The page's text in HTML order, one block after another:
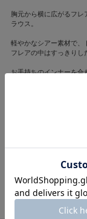
胸元から横に広がるフ
ラウス。
軽やかなシアー素材で、
フレアの中はすっきりし
お手持ちのインナーを合
デニムやスラックスと
ワイドボトムとも好相
コーディネートした商品